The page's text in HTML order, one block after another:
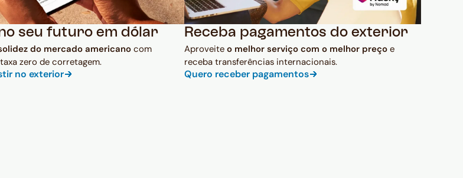
seu futuro em dólar
do mercado americanocom
zero de corretagem.
no exterior
Receba pagamentos do exterior
Aproveiteo melhor serviço com o melhor preço e
receba transferências internacionais.
Quero receber pagamentos